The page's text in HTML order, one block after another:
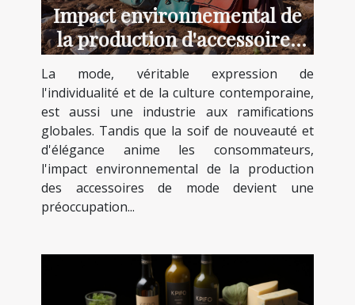
Impact environnemental de
la production d'accessoires
de mode
La mode, véritable expression de
l'individualité et de la culture contemporaine,
est aussi une industrie aux ramifications
globales. Tandis que la soif de nouveauté et
d'élégance anime les consommateurs,
l'impact environnemental de la production
des accessoires de mode devient une
préoccupation...